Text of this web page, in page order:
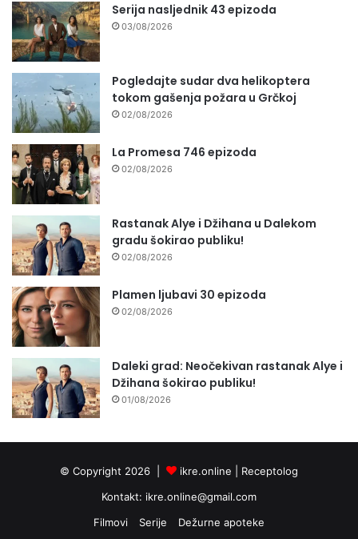
Serija nasljednik 43 epizoda
03/08/2026
Pogledajte sudar dva helikoptera
tokom gašenja požara u Grčkoj
02/08/2026
La Promesa 746 epizoda
02/08/2026
Rastanak Alye i Džihana u Dalekom
gradu šokirao publiku!
02/08/2026
Plamen ljubavi 30 epizoda
02/08/2026
Daleki grad: Neočekivan rastanak Alye i
Džihana šokirao publiku!
01/08/2026
© Copyright 2026 | ikre.online | Receptolog
Kontakt: ikre.online@gmail.com
Filmovi
Serije Dežurne apoteke